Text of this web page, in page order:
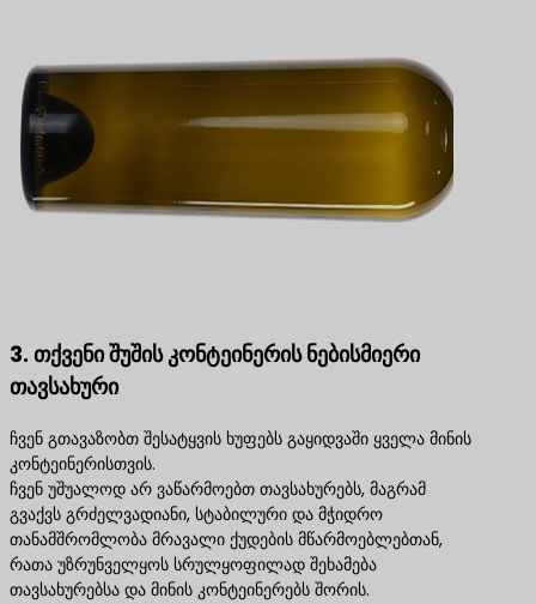
3. თქვენი შუშის კონტეინერის ნებისმიერი
თავსახური
ჩვენ გთავაზობთ შესატყვის ხუფებს გაყიდვაში ყველა მინის
კონტეინერისთვის.
ჩვენ უშუალოდ არ ვაწარმოებთ თავსახურებს, მაგრამ
გვაქვს გრძელვადიანი, სტაბილური და მჭიდრო
თანამშრომლობა მრავალი ქუდების მწარმოებლებთან,
რათა უზრუნველყოს სრულყოფილად შეხამება
თავსახურებსა და მინის კონტეინერებს შორის.